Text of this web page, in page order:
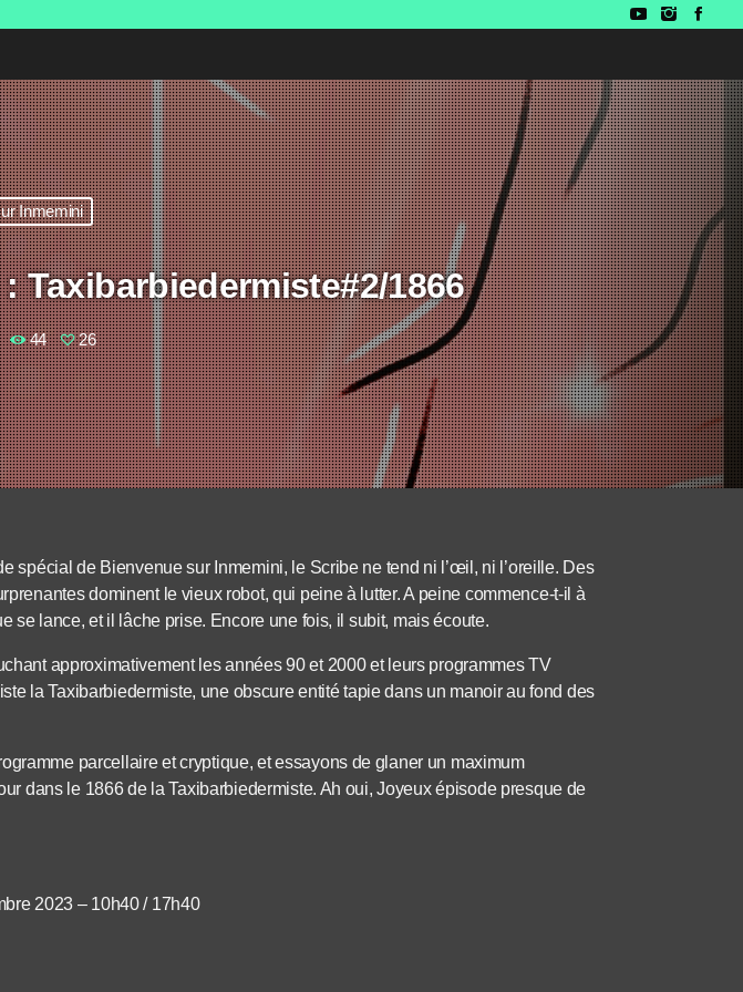
Inmemini
Taxibarbiedermiste#2/1866
44 26
spécial de Bienvenue sur Inmemini, le Scribe ne tend ni l’œil, ni l’oreille. Des
dominent le vieux robot, qui peine à lutter. A peine commence-t-il à
se lance, et il lâche prise. Encore une fois, il subit, mais écoute.
approximativement les années 90 et 2000 et leurs programmes TV
la Taxibarbiedermiste, une obscure entité tapie dans un manoir au fond des
parcellaire et cryptique, et essayons de glaner un maximum
dans le 1866 de la Taxibarbiedermiste. Ah oui, Joyeux épisode presque de
2023 – 10h40 / 17h40